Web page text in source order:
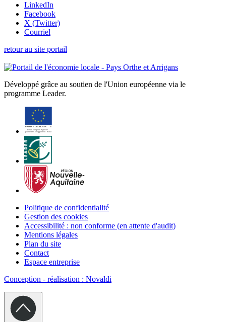
LinkedIn
Facebook
X (Twitter)
Courriel
retour au site portail
Développé grâce au soutien de l'Union européenne via le
programme Leader.
Politique de confidentialité
Gestion des cookies
Accessibilité : non conforme (en attente d'audit)
Mentions légales
Plan du site
Contact
Espace entreprise
Conception - réalisation : Novaldi